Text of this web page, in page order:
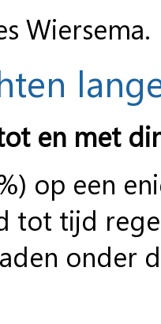
en met
op een
tot tijd
onder